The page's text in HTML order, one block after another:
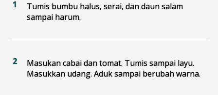
Tumis bumbu halus, serai, dan daun salam
sampai harum.
Masukan cabai dan tomat. Tumis sampai layu.
Masukkan udang. Aduk sampai berubah warna.